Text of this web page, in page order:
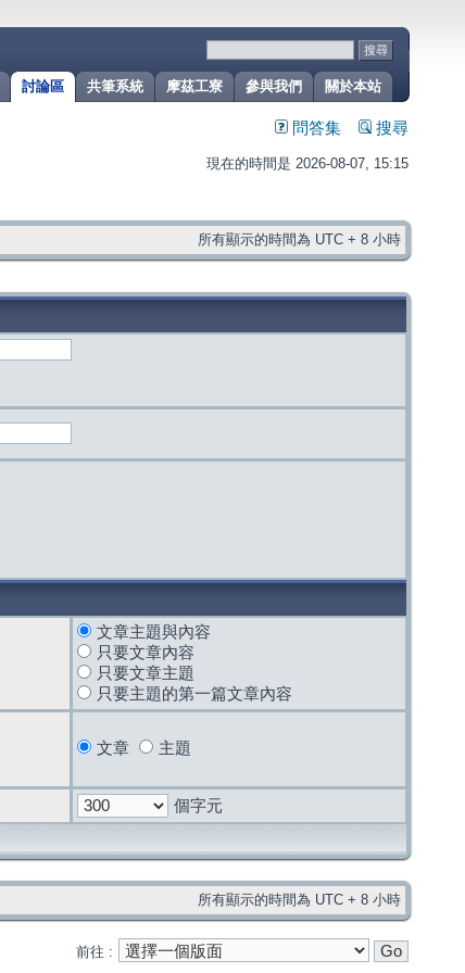
關於本站
參與我們
摩茲工寮
共筆系統
討論區
問答集 搜尋
現在的時間是 2026-08-07, 15:15
所有顯示的時間為 UTC + 8 小時
文章主題與內容
只要文章內容
只要文章主題
只要主題的第一篇文章內容
文章 主題
個字元
所有顯示的時間為 UTC + 8 小時
前往 :